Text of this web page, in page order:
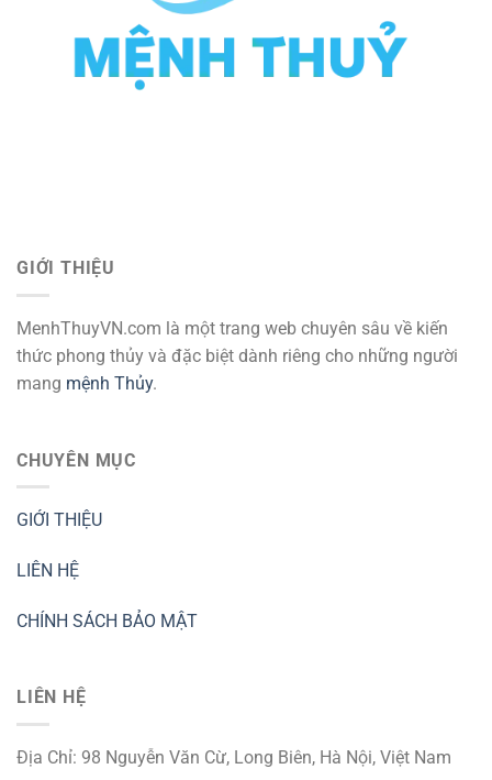
GIỚI THIỆU
MenhThuyVN.com là một trang web chuyên sâu về kiến
thức phong thủy và đặc biệt dành riêng cho những người
mang mệnh Thủy.
CHUYÊN MỤC
GIỚI THIỆU
LIÊN HỆ
CHÍNH SÁCH BẢO MẬT
LIÊN HỆ
Địa Chỉ: 98 Nguyễn Văn Cừ, Long Biên, Hà Nội, Việt Nam